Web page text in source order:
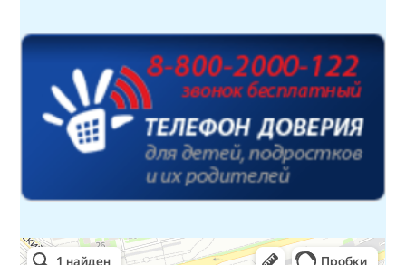
Детская библиотека № 14 Дружбы народов
Библиотека в Севастополе